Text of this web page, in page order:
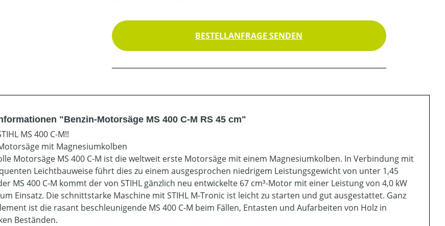
BESTELLANFRAGE SENDEN
"Benzin-Motorsäge MS 400 C-M RS 45 cm"
MS 400 C-M!!
mit Magnesiumkolben
Motorsäge MS 400 C-M ist die weltweit erste Motorsäge mit einem Magnesiumkolben. In Verbindung mit
Leichtbauweise führt dies zu einem ausgesprochen niedrigem Leistungsgewicht von unter 1,45
MS 400 C-M kommt der von STIHL gänzlich neu entwickelte 67 cm³-Motor mit einer Leistung von 4,0 kW
Einsatz. Die schnittstarke Maschine mit STIHL M-Tronic ist leicht zu starten und gut ausgestattet. Ganz
ist die rasant beschleunigende MS 400 C-M beim Fällen, Entasten und Aufarbeiten von Holz in
Beständen.